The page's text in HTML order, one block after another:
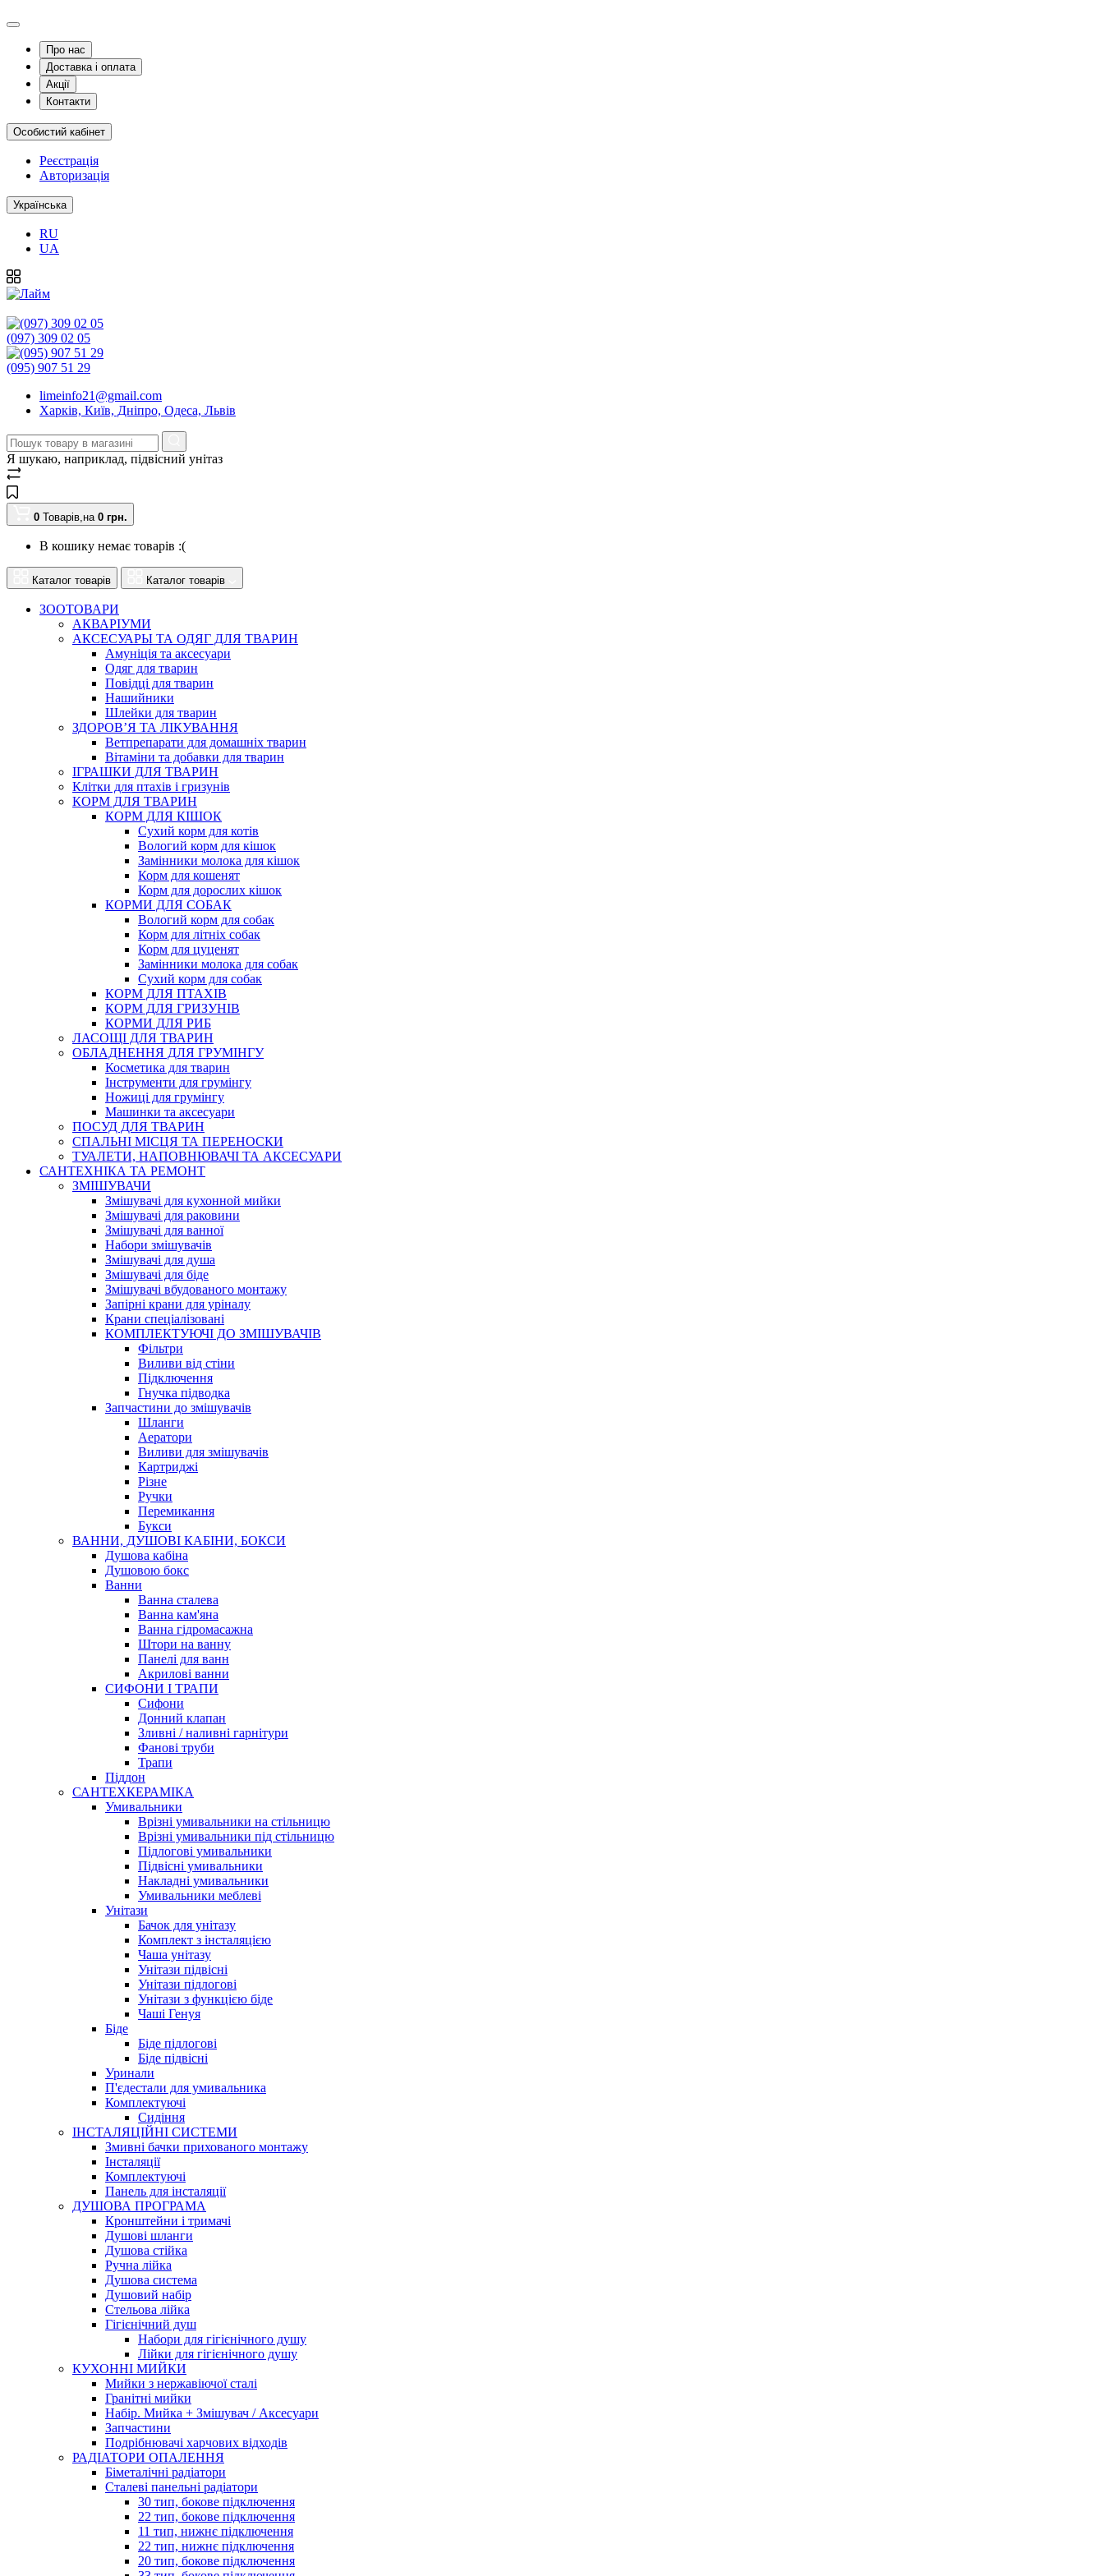
Про нас
Доставка і оплата
Акції
Контакти
Особистий кабінет
Реєстрація
Авторизація
Українська
RU
UA
(097) 309 02 05
(095) 907 51 29
limeinfo21@gmail.com
Харків, Київ, Дніпро, Одеса, Львів
Я шукаю, наприклад, підвісний унітаз
0 Товарів,на 0 грн.
В кошику немає товарів :(
Каталог товарів Каталог товарів
ЗООТОВАРИ
АКВАРІУМИ
АКСЕСУАРЫ ТА ОДЯГ ДЛЯ ТВАРИН
Амуніція та аксесуари
Одяг для тварин
Повідці для тварин
Нашийники
Шлейки для тварин
ЗДОРОВ’Я ТА ЛІКУВАННЯ
Ветпрепарати для домашніх тварин
Вітаміни та добавки для тварин
ІГРАШКИ ДЛЯ ТВАРИН
Клітки для птахів і гризунів
КОРМ ДЛЯ ТВАРИН
КОРМ ДЛЯ КІШОК
Сухий корм для котів
Вологий корм для кішок
Замінники молока для кішок
Корм для кошенят
Корм для дорослих кішок
КОРМИ ДЛЯ СОБАК
Вологий корм для собак
Корм для літніх собак
Корм для цуценят
Замінники молока для собак
Сухий корм для собак
КОРМ ДЛЯ ПТАХІВ
КОРМ ДЛЯ ГРИЗУНІВ
КОРМИ ДЛЯ РИБ
ЛАСОЩІ ДЛЯ ТВАРИН
ОБЛАДНЕННЯ ДЛЯ ГРУМІНГУ
Косметика для тварин
Інструменти для грумінгу
Ножиці для грумінгу
Машинки та аксесуари
ПОСУД ДЛЯ ТВАРИН
СПАЛЬНІ МІСЦЯ ТА ПЕРЕНОСКИ
ТУАЛЕТИ, НАПОВНЮВАЧІ ТА АКСЕСУАРИ
САНТЕХНІКА ТА РЕМОНТ
ЗМІШУВАЧИ
Змішувачі для кухонной мийки
Змішувачі для раковини
Змішувачі для ванної
Набори змішувачів
Змішувачі для душа
Змішувачі для біде
Змішувачі вбудованого монтажу
Запірні крани для уріналу
Крани спеціалізовані
КОМПЛЕКТУЮЧІ ДО ЗМІШУВАЧІВ
Фільтри
Виливи від стіни
Підключення
Гнучка підводка
Запчастини до змішувачів
Шланги
Аератори
Виливи для змішувачів
Картриджі
Різне
Ручки
Перемикання
Букси
ВАННИ, ДУШОВІ КАБІНИ, БОКСИ
Душова кабіна
Душовою бокс
Ванни
Ванна сталева
Ванна кам'яна
Ванна гідромасажна
Штори на ванну
Панелі для ванн
Акрилові ванни
СИФОНИ І ТРАПИ
Сифони
Донний клапан
Зливні / наливні гарнітури
Фанові труби
Трапи
Піддон
САНТЕХКЕРАМІКА
Умивальники
Врізні умивальники на стільницю
Врізні умивальники під стільницю
Підлогові умивальники
Підвісні умивальники
Накладні умивальники
Умивальники меблеві
Унітази
Бачок для унітазу
Комплект з інсталяцією
Чаша унітазу
Унітази підвісні
Унітази підлогові
Унітази з функцією біде
Чаші Генуя
Біде
Біде підлогові
Біде підвісні
Уринали
П'єдестали для умивальника
Комплектуючі
Сидіння
ІНСТАЛЯЦІЙНІ СИСТЕМИ
Змивні бачки прихованого монтажу
Інсталяції
Комплектуючі
Панель для інсталяції
ДУШОВА ПРОГРАМА
Кронштейни і тримачі
Душові шланги
Душова стійка
Ручна лійка
Душова система
Душовий набір
Стельова лійка
Гігієнічний душ
Набори для гігієнічного душу
Лійки для гігієнічного душу
КУХОННІ МИЙКИ
Мийки з нержавіючої сталі
Гранітні мийки
Набір. Мийка + Змішувач / Аксесуари
Запчастини
Подрібнювачі харчових відходів
РАДІАТОРИ ОПАЛЕННЯ
Біметалічні радіатори
Сталеві панельні радіатори
30 тип, бокове підключення
22 тип, бокове підключення
11 тип, нижнє підключення
22 тип, нижнє підключення
20 тип, бокове підключення